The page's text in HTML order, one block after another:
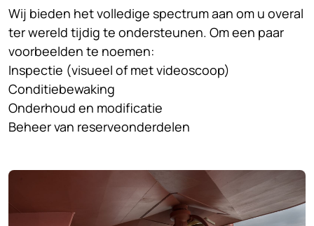
Wij bieden het volledige spectrum aan om u overal
ter wereld tijdig te ondersteunen. Om een paar
voorbeelden te noemen:
Inspectie (visueel of met videoscoop)
Conditiebewaking
Onderhoud en modificatie
Beheer van reserveonderdelen